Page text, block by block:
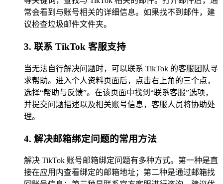
常会看到与账号相关的详细信息。如果找不到邮件，建
议检查垃圾邮件文件夹。
3. 联系 TikTok 客服支持
当无法自行解决问题时，可以联系 TikTok 的客服团队寻
求帮助。进入个人资料页面后，点击右上角的三个点，
选择“帮助与反馈”。在该页面中找到“联系客服”选项，
并提交问题描述以及相关账号信息，客服人员将协助处
理。
4. 解决邮箱绑定问题的常用方法
解决 TikTok 账号邮箱绑定问题有多种方式。第一种是直
接在应用内查看绑定的邮箱地址；第二种是通过邮箱找